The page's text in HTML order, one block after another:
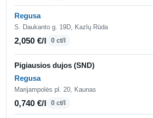
Regusa
S. Daukanto g. 19D, Kazlų Rūda
2,050 €/l 0 ct/l
Pigiausios dujos (SND)
Regusa
Marijampolės pl. 20, Kaunas
0,740 €/l 0 ct/l